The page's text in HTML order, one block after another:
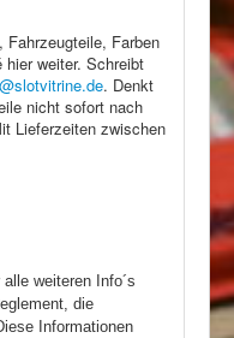
Fahrzeugteile, Farben
weiter. Schreibt
. Denkt
nicht sofort nach
Lieferzeiten zwischen
weiteren Info´s
die
Informationen